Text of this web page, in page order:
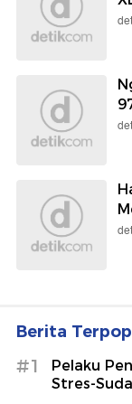
Berita
#1
Pelaku
Stres-